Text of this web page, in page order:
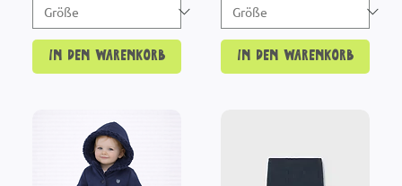
In den Warenkorb In den Warenkorb